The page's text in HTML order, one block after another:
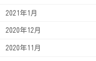
2021年1月
2020年12月
2020年11月